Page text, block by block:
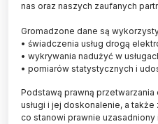
nas oraz naszych zaufanych
Gromadzone dane są
• świadczenia usług drogą
• wykrywania nadużyć w
• pomiarów statystycznych i
Podstawą prawną
usługi i jej doskonalenie, a
co stanowi prawnie